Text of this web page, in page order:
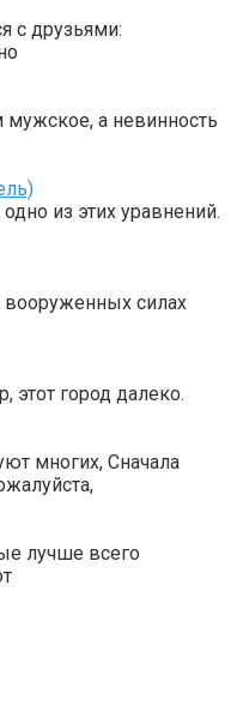
с друзьями:
а невинность
из этих уравнений.
силах
этот город далеко.
многих, Сначала
лучше всего